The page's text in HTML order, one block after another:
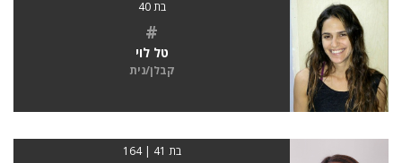
בת 40
#
טל לוי
קבלן/נית
בת 41 | 164